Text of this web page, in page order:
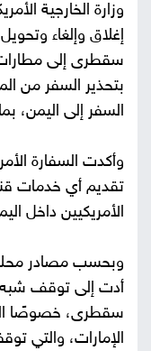
وزارة الخارجية
إغلاق وإلغاء
سقطرى إلى مطارات
بتحذير السفر من
السفر إلى
وأكدت السفارة
تقديم أي خدمات
الأمريكيين داخل
وبحسب مصادر
أدت إلى توقف شبه
سقطرى، خصوصًا
الإمارات، والتي